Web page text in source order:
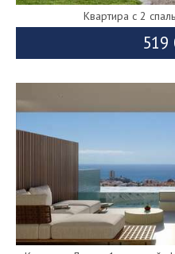
Квартира с 2
519